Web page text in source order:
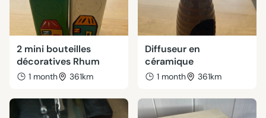
2 mini bouteilles
décoratives Rhum
1 month 361km
Diffuseur en
céramique
1 month 361km